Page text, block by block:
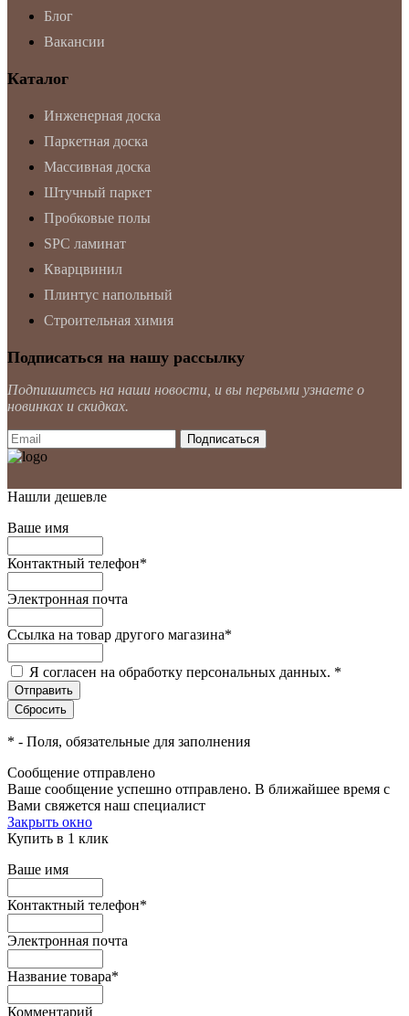
Блог
Вакансии
Каталог
Инженерная доска
Паркетная доска
Массивная доска
Штучный паркет
Пробковые полы
SPC ламинат
Кварцвинил
Плинтус напольный
Строительная химия
Подписаться на нашу рассылку
Подпишитесь на наши новости, и вы первыми узнаете о
новинках и скидках.
Нашли дешевле
Ваше имя
Контактный телефон*
Электронная почта
Ссылка на товар другого магазина*
Я согласен на обработку персональных данных. *
* - Поля, обязательные для заполнения
Сообщение отправлено
Ваше сообщение успешно отправлено. В ближайшее время с
Вами свяжется наш специалист
Закрыть окно
Купить в 1 клик
Ваше имя
Контактный телефон*
Электронная почта
Название товара*
Комментарий